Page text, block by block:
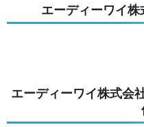
エーディーワイ
エーディーワイ株式会